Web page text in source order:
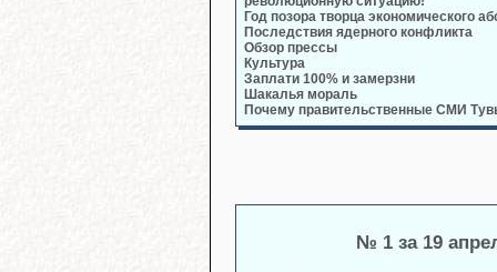
Год позора творца экономического
Последствия ядерного конфликта
Обзор прессы
Культура
Заплати 100% и замерзни
Шакалья мораль
Почему правительственные СМИ
№ 1 за 19